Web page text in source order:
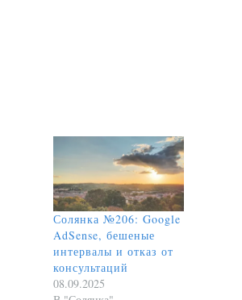
Солянка №206: Google
AdSense, бешеные
интервалы и отказ от
консультаций
08.09.2025